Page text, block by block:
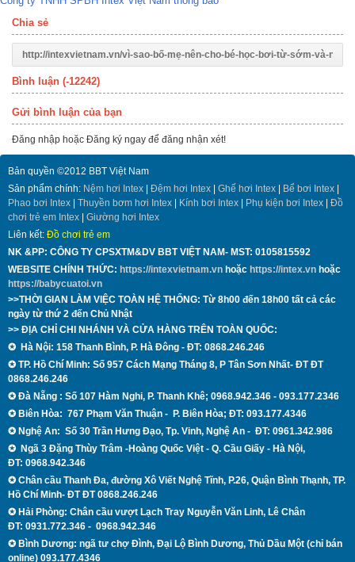
Chia sẻ
Bình luận (-12242)
Gửi bình luận của bạn
Đăng nhập hoặc Đăng ký ngay để đăng nhận xét!
Bản quyền ©2012 BBT Việt Nam
Sản phẩm chính: Nệm hơi Intex Đệm hơi Intex Ghế hơi Intex Bể bơi Intex
Phao bơi Intex
Thuyền bơm hơi Intex Kính bơi Intex Phụ kiện bơi Intex
Đồ
chơi trẻ em Intex
Giường hơi Intex
Liên kết: Đồ chơi trẻ em
NK &PP: CÔNG TY CPSXTM&DV BBT VIỆT NAM- MST: 0105815592
WEBSITE CHÍNH THỨC: https://intexvietnam.vn hoặc https://intex.vn hoặc
https://babycuatoi.vn
>>THỜI GIAN LÀM VIỆC TOÀN HỆ THỐNG: Từ 8h00 đến 18h00 tất cả các
ngày từ thứ 2 đến Chủ Nhật
>> ĐỊA CHỈ CHI NHÁNH VÀ CỬA HÀNG TRÊN TOÀN QUỐC:
✪ Hà Nội: 158 Thanh Bình, P. Hà Đông - ĐT: 0868.246.246
✪ TP. Hồ Chí Minh: Số 957 Cách Mạng Tháng 8, P Tân Sơn Nhất- ĐTĐT
0868.246.246
✪ Đà Nẵng : Số 107 Hàm Nghi, P. Thanh Khê; 0968.942.346 - 093.177.2346
✪ Biên Hòa: 767 Phạm Văn Thuận - P. Biên Hòa; ĐT: 093.177.4346
✪ Nghệ An: Số 30 Trần Hưng Đạo, Tp. Vinh, Nghệ An - ĐT: 0961.342.986
✪ Ngã 3 Đặng Thùy Trâm -Hoàng Quốc Việt - Q. Cầu Giấy - Hà Nội,
ĐT: 0968.942.346
✪ Chân cầu Thanh Đa, đường Xô Viết Nghệ Tĩnh, P.26, Quận Bình Thạnh, TP.
Hồ Chí Minh- ĐTĐT 0868.246.246
✪ Hải Phòng: Chân cầu vượt Lạch Tray Nguyễn Văn Linh, Lê Chân
ĐT: 0931.772.346 - 0968.942.346
✪ Bình Dương: ngã tư chợ Đình, Đại Lộ Bình Dương, Thủ Dầu Một (chỉ bán
online) 093.177.4346